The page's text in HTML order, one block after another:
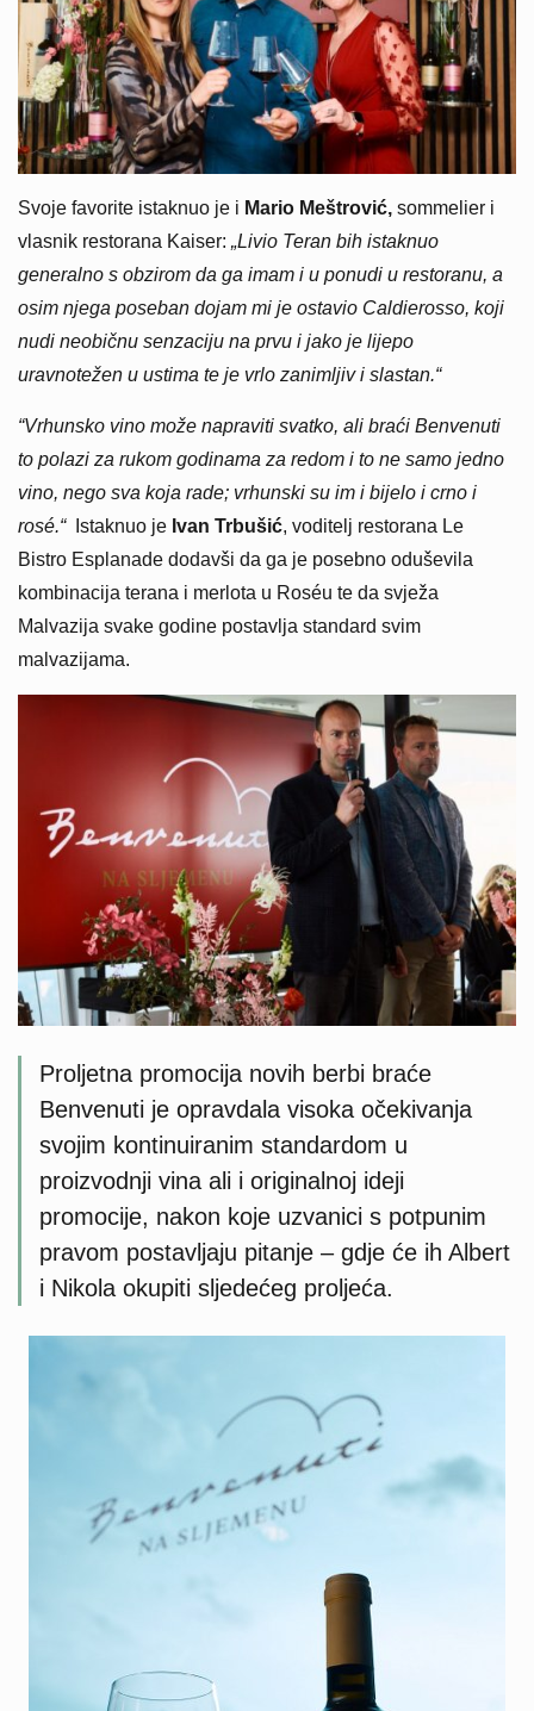
Svoje favorite istaknuo je i Mario Meštrović, sommelier i
vlasnik restorana Kaiser: „Livio Teran bih istaknuo
generalno s obzirom da ga imam i u ponudi u restoranu, a
osim njega poseban dojam mi je ostavio Caldierosso, koji
nudi neobičnu senzaciju na prvu i jako je lijepo
uravnotežen u ustima te je vrlo zanimljiv i slastan.“
“Vrhunsko vino može napraviti svatko, ali braći Benvenuti
to polazi za rukom godinama za redom i to ne samo jedno
vino, nego sva koja rade; vrhunski su im i bijelo i crno i
rosé.“Istaknuo je Ivan Trbušić, voditelj restorana Le
Bistro Esplanade dodavši da ga je posebno oduševila
kombinacija terana i merlota u Roséu te da svježa
Malvazija svake godine postavlja standard svim
malvazijama.
Proljetna promocija novih berbi braće
Benvenuti je opravdala visoka očekivanja
svojim kontinuiranim standardom u
proizvodnji vina ali i originalnoj ideji
promocije, nakon koje uzvanici s potpunim
pravom postavljaju pitanje – gdje će ih Albert
i Nikola okupiti sljedećeg proljeća.